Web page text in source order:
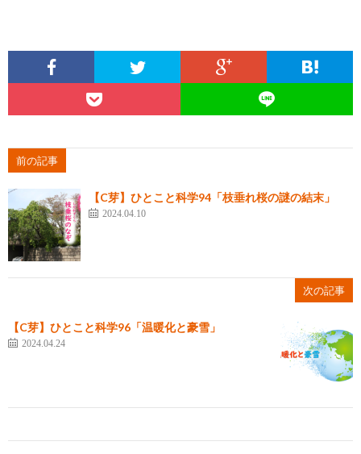
前の記事
【C芽】ひとこと科学94「枝垂れ桜の謎の結末」
2024.04.10
次の記事
【C芽】ひとこと科学96「温暖化と豪雪」
2024.04.24